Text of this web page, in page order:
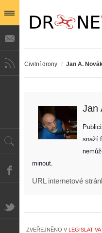
Civilní drony / Jan A.
Jan
snaží
minout.
URL internetové
ZVEŘEJNĚNO V LEGISLATIVA